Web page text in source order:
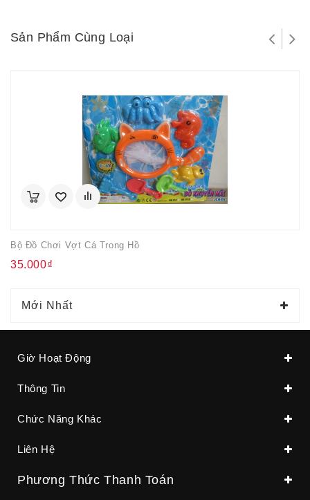
Sản Phẩm Cùng Loại
Bộ Đồ Chơi Vợt Cá Trong Hồ
35.000₫
Mới Nhất
Giờ Hoạt Động
Thông Tin
Chức Năng Khác
Liên Hệ
Phương Thức Thanh Toán